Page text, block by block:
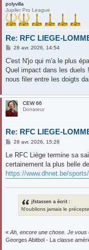
polyvilla
Jupiler Pro League
Re: RFC LIEGE-
M
s
a
g
28 avr. 2026, 14:54
C'est N'jo qui m'a le plus
Quel impact dans les duels
nous filer entre les doigts
CEW 66
Donateur
Re: RFC LIEGE-
M
s
a
g
e
28 avr. 2026, 15:28
Le RFC Liège termine sa
certainement la plus belle
https://www.dhnet.be/
jfstassen a écrit :
N'oublions jamais le
«Ah, encore une chose. Je vous
Georges Abitbol - La classe